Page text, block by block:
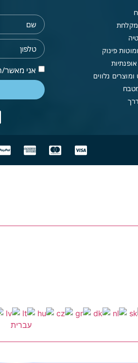
מקלחת
פינוק
נלווים
אני מאשר/
עברית